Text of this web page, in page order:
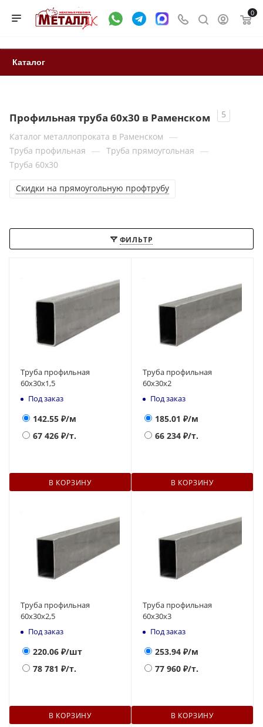
0
Каталог
Профильная труба 60x30 в Раменском
5
Каталог металлопроката в Раменском —
Труба профильная — Труба прямоугольная —
Труба 60x30
Скидки на прямоугольную профтрубу
ФИЛЬТР
Труба профильная
60х30х1,5
Под заказ
142.55 ₽/м
67 426 ₽/т.
В КОРЗИНУ
Труба профильная
60х30х2
Под заказ
185.01 ₽/м
66 234 ₽/т.
В КОРЗИНУ
Труба профильная
60х30х2,5
Под заказ
220.06 ₽/шт
78 781 ₽/т.
В КОРЗИНУ
Труба профильная
60х30х3
Под заказ
253.94 ₽/м
77 960 ₽/т.
В КОРЗИНУ